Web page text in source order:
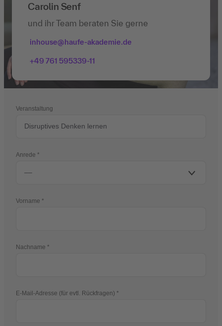
Carolin Senf
und ihr Team beraten Sie gerne
inhouse@haufe-akademie.de
+49 761 595339-11
Veranstaltung
Anrede
Vorname
Nachname
E-Mail-Adresse (für evtl. Rückfragen)